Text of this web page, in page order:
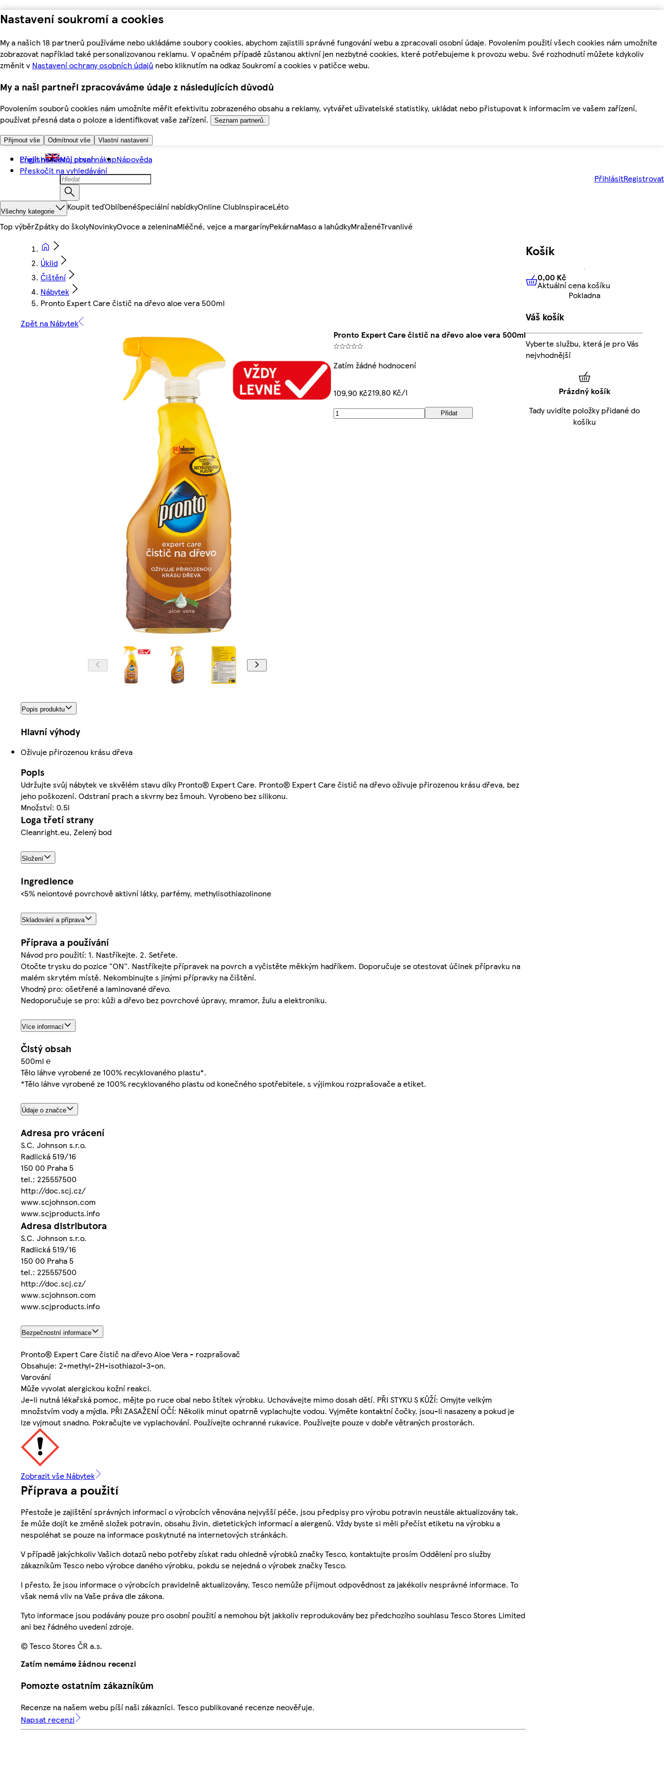
Nastavení soukromí a cookies
My a našich 18 partnerů používáme nebo ukládáme soubory cookies, abychom zajistili správné fungování webu a zpracovali osobní údaje. Povolením použití všech cookies nám umožníte
zobrazovat například také personalizovanou reklamu. V opačném případě zůstanou aktivní jen nezbytné cookies, které potřebujeme k provozu webu. Své rozhodnutí můžete kdykoliv
změnit v Nastavení ochrany osobních údajů nebo kliknutím na odkaz Soukromí a cookies v patičce webu.
My a naši partneři zpracováváme údaje z následujících důvodů
Povolením souborů cookies nám umožníte měřit efektivitu zobrazeného obsahu a reklamy, vytvářet uživatelské statistiky, ukládat nebo přistupovat k informacím ve vašem zařízení,
používat přesná data o poloze a identifikovat vaše zařízení.
Seznam partnerů.
Přijmout vše Odmítnout vše Vlastní nastavení
Přejít na hlavní obsah
Přeskočit na vyhledávání
English Můj první nákupNápověda
PřihlásitRegistrovat
Všechny kategorie Koupit teďOblíbenéSpeciální nabídkyOnline ClubInspiraceLéto
Top výběrZpátky do školyNovinkyOvoce a zeleninaMléčné, vejce a margarínyPekárnaMaso a lahůdkyMraženéTrvanlivé
Úklid
Čištění
Nábytek
Pronto Expert Care čistič na dřevo aloe vera 500ml
Zpět na Nábytek
Pronto Expert Care čistič na dřevo aloe vera 500ml
Zatím žádné hodnocení
109,90 Kč219,80 Kč/l
Přidat
Popis produktu
Hlavní výhody
Oživuje přirozenou krásu dřeva
Popis
Udržujte svůj nábytek ve skvělém stavu díky Pronto® Expert Care. Pronto® Expert Care čistič na dřevo oživuje přirozenou krásu dřeva, bez
jeho poškození. Odstraní prach a skvrny bez šmouh. Vyrobeno bez silikonu.
Množství: 0.5l
Loga třetí strany
Cleanright.eu, Zelený bod
Složení
Ingredience
<5% neiontové povrchově aktivní látky, parfémy, methylisothiazolinone
Skladování a příprava
Příprava a používání
Návod pro použití: 1. Nastříkejte. 2. Setřete.
Otočte trysku do pozice "ON". Nastříkejte přípravek na povrch a vyčistěte měkkým hadříkem. Doporučuje se otestovat účinek přípravku na
malém skrytém místě. Nekombinujte s jinými přípravky na čištění.
Vhodný pro: ošetřené a laminované dřevo.
Nedoporučuje se pro: kůži a dřevo bez povrchové úpravy, mramor, žulu a elektroniku.
Více informací
Čistý obsah
500ml ℮
Tělo láhve vyrobené ze 100% recyklovaného plastu*.
*Tělo láhve vyrobené ze 100% recyklovaného plastu od konečného spotřebitele, s výjimkou rozprašovače a etiket.
Údaje o značce
Adresa pro vrácení
S.C. Johnson s.r.o.
Radlická 519/16
150 00 Praha 5
tel.: 225557500
http://doc.scj.cz/
www.scjohnson.com
www.scjproducts.info
Adresa distributora
S.C. Johnson s.r.o.
Radlická 519/16
150 00 Praha 5
tel.: 225557500
http://doc.scj.cz/
www.scjohnson.com
www.scjproducts.info
Bezpečnostní informace
Pronto® Expert Care čistič na dřevo Aloe Vera - rozprašovač
Obsahuje: 2-methyl-2H-isothiazol-3-on.
Varování
Může vyvolat alergickou kožní reakci.
Je-li nutná lékařská pomoc, mějte po ruce obal nebo štítek výrobku. Uchovávejte mimo dosah dětí. PŘI STYKU S KŮŽÍ: Omyjte velkým
množstvím vody a mýdla. PŘI ZASAŽENÍ OČÍ: Několik minut opatrně vyplachujte vodou. Vyjměte kontaktní čočky, jsou-li nasazeny a pokud je
lze vyjmout snadno. Pokračujte ve vyplachování. Používejte ochranné rukavice. Používejte pouze v dobře větraných prostorách.
Zobrazit vše Nábytek
Příprava a použití
Přestože je zajištění správných informací o výrobcích věnována nejvyšší péče, jsou předpisy pro výrobu potravin neustále aktualizovány tak,
že může dojít ke změně složek potravin, obsahu živin, dietetických informací a alergenů. Vždy byste si měli přečíst etiketu na výrobku a
nespoléhat se pouze na informace poskytnuté na internetových stránkách.
V případě jakýchkoliv Vašich dotazů nebo potřeby získat radu ohledně výrobků značky Tesco, kontaktujte prosím Oddělení pro služby
zákazníkům Tesco nebo výrobce daného výrobku, pokdu se nejedná o výrobek značky Tesco.
I přesto, že jsou informace o výrobcích pravidelně aktualizovány, Tesco nemůže přijmout odpovědnost za jakékoliv nesprávné informace. To
však nemá vliv na Vaše práva dle zákona.
Tyto informace jsou podávány pouze pro osobní použití a nemohou být jakkoliv reprodukovány bez předchozího souhlasu Tesco Stores Limited
ani bez řádného uvedení zdroje.
© Tesco Stores ČR a.s.
Zatím nemáme žádnou recenzi
Pomozte ostatním zákazníkům
Recenze na našem webu píší naši zákazníci. Tesco publikované recenze neověřuje.
Napsat recenzi
Košík
0,00 KčAktuální cena košíku
0,00 Kč
Aktuální cena košíku
Pokladna
Váš košík
Vyberte službu, která je pro Vás
nejvhodnější
Prázdný košík
Tady uvidíte položky přidané do
košíku